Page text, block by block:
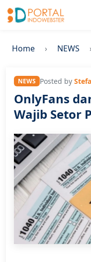
Home NEWS
NEWS Posted by
OnlyFans
Wajib Setor